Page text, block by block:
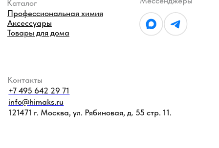
Политика конфиденциальности
Разработано Агентством Пост-Эффект
Оферта